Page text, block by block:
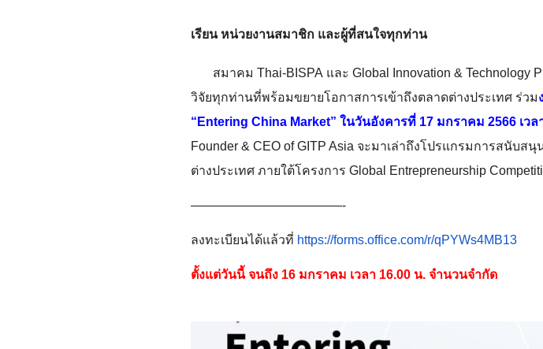
เรียน หน่วยงานสมาชิก และผู้ที่สนใจทุกท่าน
สมาคม Thai-BISPA และ Global Innovation & Technology
วิจัยทุกท่านที่พร้อมขยายโอกาสการเข้าถึงตลาดต่างประเทศ ร่วม
“ Entering China Market” ในวันอังคารที่ 17 มกราคม 2566 เวล
Founder & CEO of GITP Asia จะมาเล่าถึงโปรแกรมการสนับสนุ
ต่างประเทศ ภายใต้โครงการ Global Entrepreneurship
————————————-
ลงทะเบียนได้แล้วที่ https://forms.office.com/r/qPYWs4MB13
ตั้งแต่วันนี้ จนถึง 16 มกราคม เวลา 16.00 น. จำนวนจำกัด